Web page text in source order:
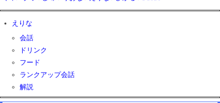
えりな
会話
ドリンク
フード
ランクアップ会話
解説